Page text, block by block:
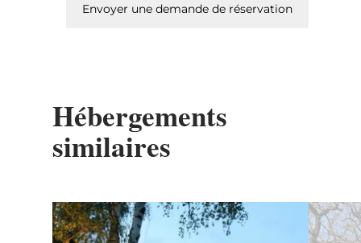
Envoyer une demande de réservation
Hébergements
similaires
Détails & réservation